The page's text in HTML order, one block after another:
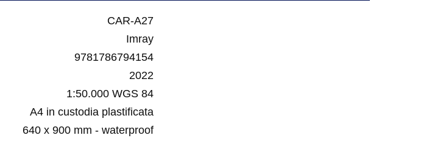
CAR-A27
Imray
9781786794154
2022
1:50.000 WGS 84
A4 in custodia plastificata
640 x 900 mm - waterproof